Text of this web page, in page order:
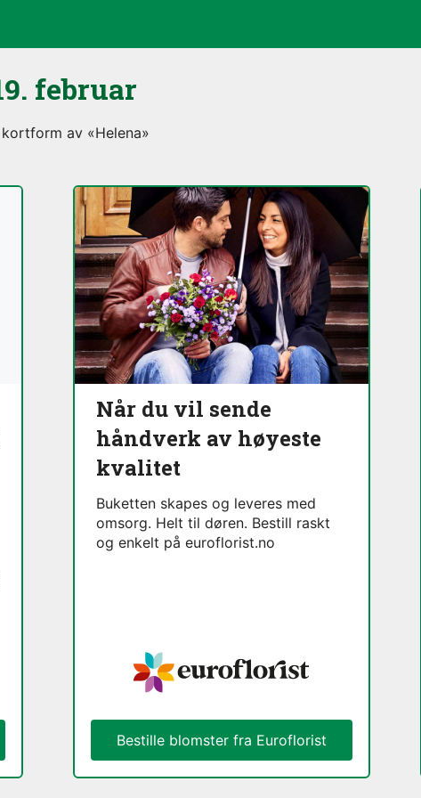
februar
av «Helena»
Når du vil sende
håndverk av høyeste
kvalitet
Buketten skapes og leveres med
omsorg. Helt til døren. Bestill raskt
og enkelt på euroflorist.no
Bestille blomster fra Euroflorist